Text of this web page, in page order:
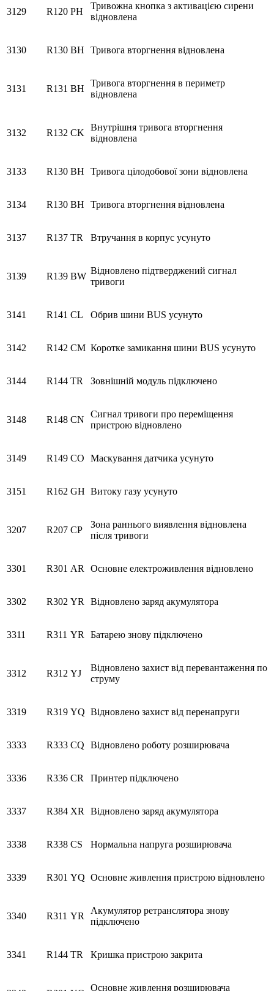
3129 R120 PH
Тривожна кнопка з активацією сирени
відновлена
3130 R130 BH Тривога вторгнення відновлена
3131 R131 BH
Тривога вторгнення в периметр
відновлена
3132 R132 CK
Внутрішня тривога вторгнення
відновлена
3133 R130 BH Тривога цілодобової зони відновлена
3134 R130 BH Тривога вторгнення відновлена
3137 R137 TR Втручання в корпус усунуто
3139 R139 BW
Відновлено підтверджений сигнал
тривоги
3141 R141 CL Обрив шини BUS усунуто
3142 R142 CM Коротке замикання шини BUS усунуто
3144 R144 TR Зовнішній модуль підключено
3148 R148 CN
Сигнал тривоги про переміщення
пристрою відновлено
3149 R149 CO Маскування датчика усунуто
3151 R162 GH Витоку газу усунуто
3207 R207 CP
Зона раннього виявлення відновлена
після тривоги
3301 R301 AR Основне електроживлення відновлено
3302 R302 YR Відновлено заряд акумулятора
3311 R311 YR Батарею знову підключено
3312 R312 YJ
Відновлено захист від перевантаження по
струму
3319 R319 YQ Відновлено захист від перенапруги
3333 R333 CQ Відновлено роботу розширювача
3336 R336 CR Принтер підключено
3337 R384 XR Відновлено заряд акумулятора
3338 R338 CS Нормальна напруга розширювача
3339 R301 YQ Основне живлення пристрою відновлено
3340 R311 YR
Акумулятор ретранслятора знову
підключено
3341 R144 TR Кришка пристрою закрита
Основне живлення розширювача